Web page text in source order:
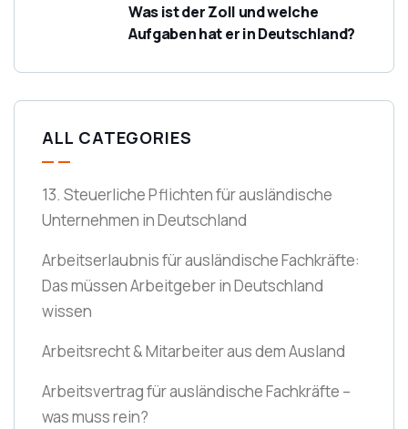
Was ist der Zoll und welche
Aufgaben hat er in Deutschland?
ALL CATEGORIES
13. Steuerliche Pflichten für ausländische
Unternehmen in Deutschland
Arbeitserlaubnis für ausländische Fachkräfte:
Das müssen Arbeitgeber in Deutschland
wissen
Arbeitsrecht & Mitarbeiter aus dem Ausland
Arbeitsvertrag für ausländische Fachkräfte –
was muss rein?